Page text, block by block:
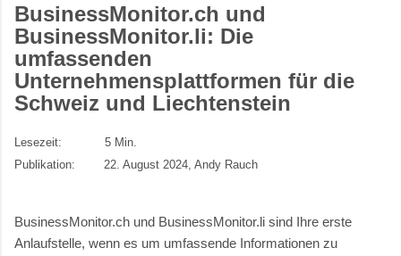
BusinessMonitor.ch und
BusinessMonitor.li: Die
umfassenden
Unternehmensplattformen für die
Schweiz und Liechtenstein
Lesezeit: 5 Min.
Publikation:
22. August 2024, Andy Rauch
BusinessMonitor.ch und BusinessMonitor.li sind Ihre erste
Anlaufstelle, wenn es um umfassende Informationen zu